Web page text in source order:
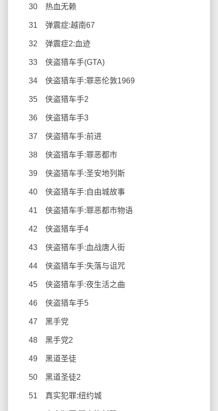
30 热血无赖
31 弹震症:越南67
32 弹震症2:血迹
33 侠盗猎车手(GTA)
34 侠盗猎车手:罪恶伦敦1969
35 侠盗猎车手2
36 侠盗猎车手3
37 侠盗猎车手:前进
38 侠盗猎车手:罪恶都市
39 侠盗猎车手:圣安地列斯
40 侠盗猎车手:自由城故事
41 侠盗猎车手:罪恶都市物语
42 侠盗猎车手4
43 侠盗猎车手:血战唐人街
44 侠盗猎车手:失落与诅咒
45 侠盗猎车手:夜生活之曲
46 侠盗猎车手5
47 黑手党
48 黑手党2
49 黑道圣徒
50 黑道圣徒2
51 真实犯罪:纽约城